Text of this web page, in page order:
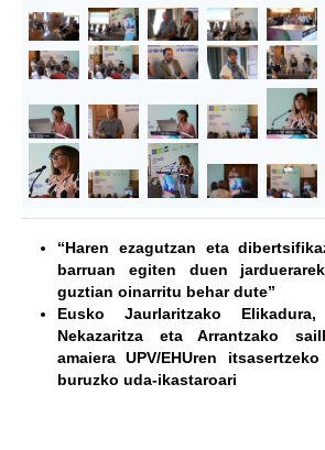
“Haren ezagutzan eta
barruan egiten duen
guztian oinarritu behar dute”
Eusko Jaurlaritzako
Nekazaritza eta Arrantzako
amaiera UPV/EHUren
buruzko uda-ikastaroari